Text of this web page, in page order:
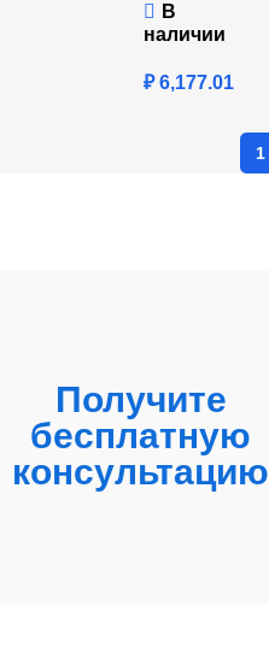
В
наличии
₽6,177.01
1
Получите
бесплатную
консультацию